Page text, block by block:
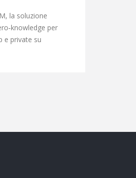
la soluzione
per
e private su